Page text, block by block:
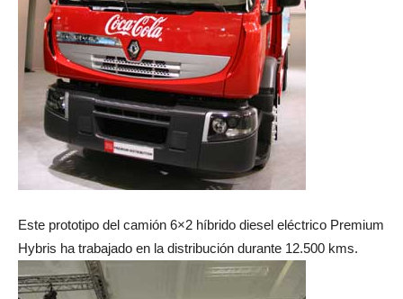
Este prototipo del camión 6×2 híbrido diesel eléctrico Premium
Hybris ha trabajado en la distribución durante 12.500 kms.